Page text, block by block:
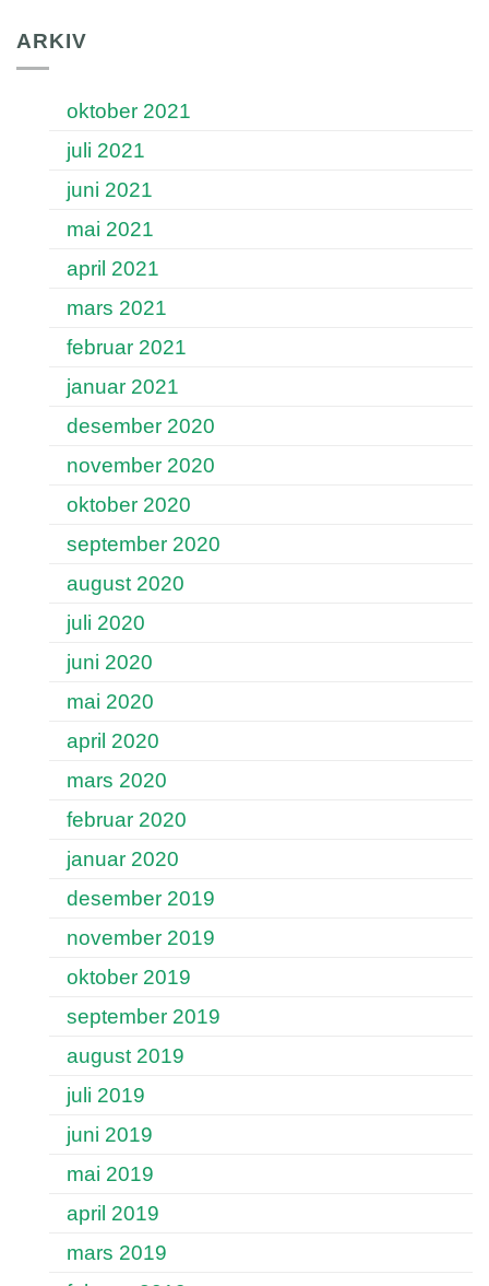
ARKIV
oktober 2021
juli 2021
juni 2021
mai 2021
april 2021
mars 2021
februar 2021
januar 2021
desember 2020
november 2020
oktober 2020
september 2020
august 2020
juli 2020
juni 2020
mai 2020
april 2020
mars 2020
februar 2020
januar 2020
desember 2019
november 2019
oktober 2019
september 2019
august 2019
juli 2019
juni 2019
mai 2019
april 2019
mars 2019